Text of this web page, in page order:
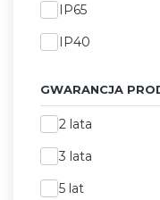
IP65
IP40
GWARANCJA
Gwarancja
2 lata
3 lata
5 lat